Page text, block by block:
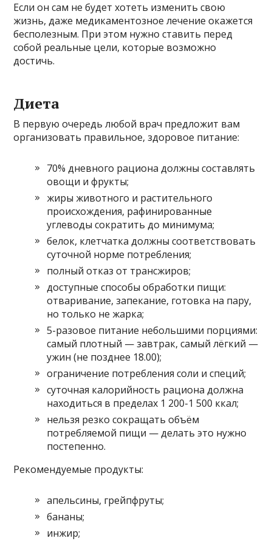
Если он сам не будет хотеть изменить свою
жизнь, даже медикаментозное лечение окажется
бесполезным. При этом нужно ставить перед
собой реальные цели, которые возможно
достичь.
Диета
В первую очередь любой врач предложит вам
организовать правильное, здоровое питание:
70% дневного рациона должны составлять
овощи и фрукты;
жиры животного и растительного
происхождения, рафинированные
углеводы сократить до минимума;
белок, клетчатка должны соответствовать
суточной норме потребления;
полный отказ от трансжиров;
доступные способы обработки пищи:
отваривание, запекание, готовка на пару,
но только не жарка;
5-разовое питание небольшими порциями:
самый плотный — завтрак, самый лёгкий —
ужин (не позднее 18.00);
ограничение потребления соли и специй;
суточная калорийность рациона должна
находиться в пределах 1 200-1 500 ккал;
нельзя резко сокращать объём
потребляемой пищи — делать это нужно
постепенно.
Рекомендуемые продукты:
апельсины, грейпфруты;
бананы;
инжир;